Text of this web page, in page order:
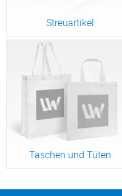
Streuartikel
Taschen und Tüten